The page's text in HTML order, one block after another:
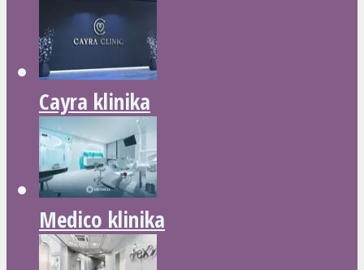
Cayra klinika
Medico klinika